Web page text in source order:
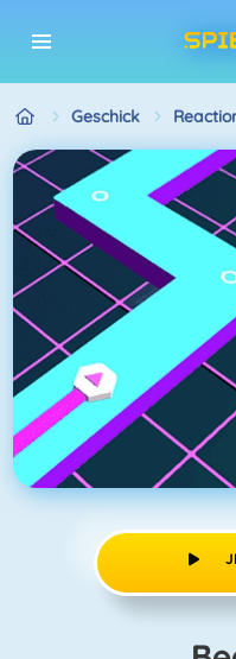
Geschick